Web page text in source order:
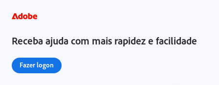
Receba ajuda com mais rapidez e facilidade
Fazer logon